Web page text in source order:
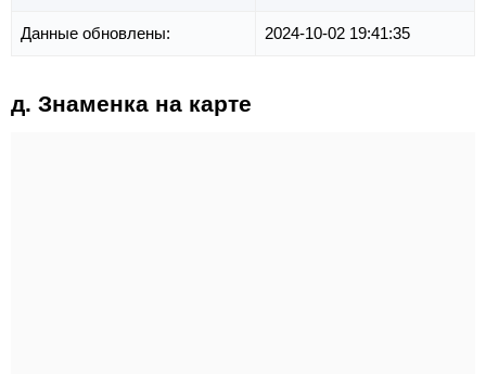
Данные обновлены: 2024-10-02 19:41:35
д. Знаменка на карте